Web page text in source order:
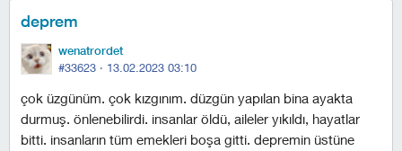
deprem
wenatrordet
#33623 · 13.02.2023 03:10
çok üzgünüm. çok kızgınım. düzgün yapılan bina ayakta
durmuş. önlenebilirdi. insanlar öldü, aileler yıkıldı, hayatlar
bitti. insanların tüm emekleri boşa gitti. depremin üstüne